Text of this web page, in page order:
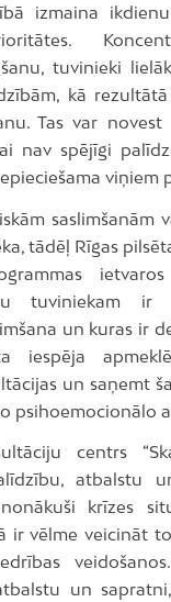
izmaina
tuvinieki
kā
Tas var novest
nav spējīgi
viņiem
saslimšanām
tādēļ Rīgas
tuviniekam ir
un kuras ir
iespēja
un saņemt
psihoemocionālo
centrs
atbalstu
krīzes
ir vēlme veicināt
un